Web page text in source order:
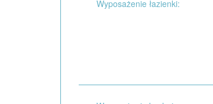
Wyposażenie łazienki: